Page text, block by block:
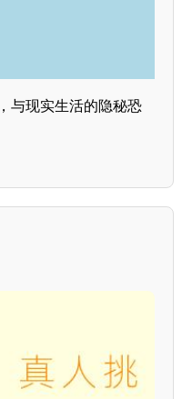
与现实生活的隐秘恐